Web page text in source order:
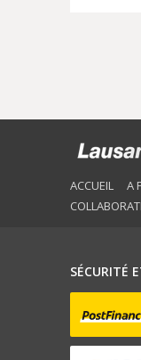
ACCUEIL A
SÉCURITÉ